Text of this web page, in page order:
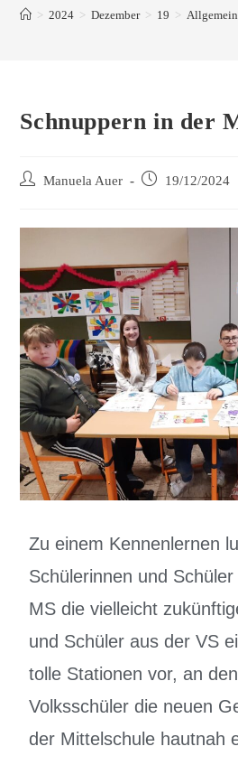
> 2024 > Dezember > 19 > Allgemein
Schnuppern in der
Manuela Auer 19/12/2024
Zu einem Kennenlernen
Schülerinnen und
MS die vielleicht
und Schüler aus der VS
tolle Stationen vor, an
Volksschüler die neuen
der Mittelschule hautnah